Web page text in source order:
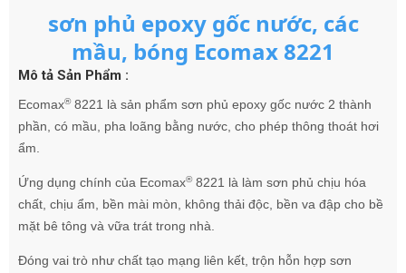
sơn phủ epoxy gốc nước, các
mầu, bóng Ecomax 8221
Mô tả Sản Phẩm :
Ecomax®8221 là sản phẩm sơn phủ epoxy gốc nước 2 thành
phần, có mầu, pha loãng bằng nước, cho phép thông thoát hơi
ẩm.
Ứng dụng chính của Ecomax®8221 là làm sơn phủ chịu hóa
chất, chịu ẩm, bền mài mòn, không thải độc, bền va đập cho bề
mặt bê tông và vữa trát trong nhà.
Đóng vai trò như chất tạo mạng liên kết, trộn hỗn hợp sơn